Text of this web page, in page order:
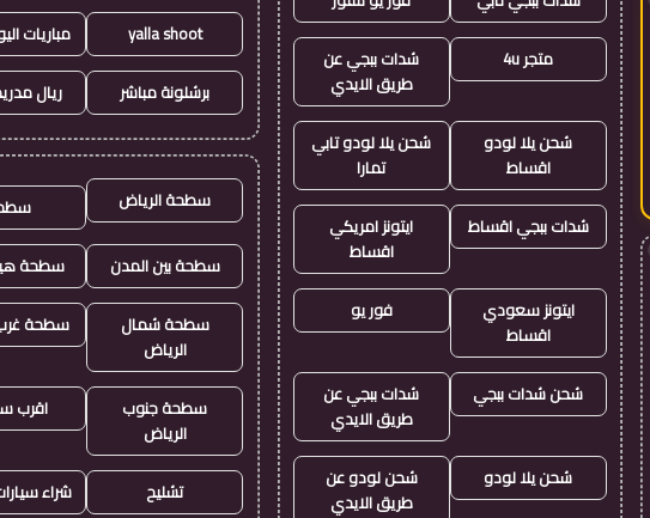
متجر 4u
شدات ببجي عن
طريق الايدي
شحن يلا لودو
اقساط
شحن يلا لودو تابي
تمارا
شدات ببجي اقساط
ايتونز امريكي
اقساط
ايتونز سعودي
اقساط
فور يو
شحن شدات ببجي
شدات ببجي عن
طريق الايدي
شحن يلا لودو
شحن لودو عن
طريق الايدي
yalla shoot مباريات
برشلونة مباشر ريال
سطحة الرياض
سطحة بين المدن سطحة
سطحة شمال
الرياض
سطحة
سطحة جنوب
الرياض
اقرب
تشليح شراء